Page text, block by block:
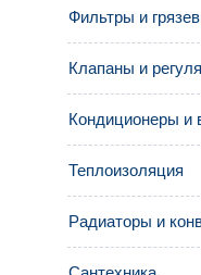
Фильтры и
Клапаны и
Кондиционеры и
Теплоизоляция
Радиаторы и